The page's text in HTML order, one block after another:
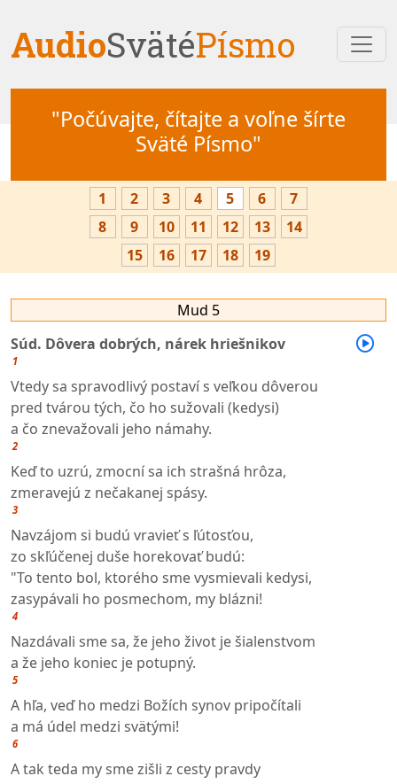
AudioSvätéPísmo
"Počúvajte, čítajte a voľne šírte
Sväté Písmo"
1 2 3 4 5 6
7
8
9 10 11 12 13
14
15
16 17 18 19
Mud 5
Súd. Dôvera dobrých, nárek hriešnikov
1
Vtedy sa spravodlivý postaví s veľkou dôverou
pred tvárou tých, čo ho sužovali (kedysi)
a čo znevažovali jeho námahy.
2
Keď to uzrú, zmocní sa ich strašná hrôza,
zmeravejú z nečakanej spásy.
3
Navzájom si budú vravieť s ľútosťou,
zo skľúčenej duše horekovať budú:
"To tento bol, ktorého sme vysmievali kedysi,
zasypávali ho posmechom, my blázni!
4
Nazdávali sme sa, že jeho život je šialenstvom
a že jeho koniec je potupný.
5
A hľa, veď ho medzi Božích synov pripočítali
a má údel medzi svätými!
6
A tak teda my sme zišli z cesty pravdy